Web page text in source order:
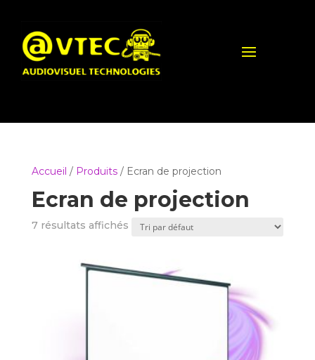
Accueil / Produits/ Ecran de projection
Ecran de projection
7 résultats affichés